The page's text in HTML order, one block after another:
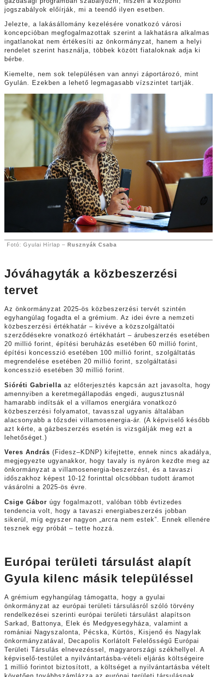
jogszabályok előírják, mi a teendő ilyen esetben.
Jelezte, a lakásállomány kezelésére vonatkozó városi
koncepcióban megfogalmazottak szerint a lakhatásra alkalmas
ingatlanokat nem értékesíti az önkormányzat, hanem a helyi
rendelet szerint használja, többek között fiataloknak adja ki
bérbe.
Kiemelte, nem sok településen van annyi záportározó, mint
Gyulán. Ezekben a lehető legmagasabb vízszintet tartják.
Fotó: Gyulai Hírlap – Rusznyák Csaba
Jóváhagyták a közbeszerzési
tervet
Az önkormányzat 2025-ös közbeszerzési tervét szintén
egyhangúlag fogadta el a grémium. Az idei évre a nemzeti
közbeszerzési értékhatár – kivéve a közszolgáltatói
szerződésekre vonatkozó értékhatárt – árubeszerzés esetében
20 millió forint, építési beruházás esetében 60 millió forint,
építési koncesszió esetében 100 millió forint, szolgáltatás
megrendelése esetében 20 millió forint, szolgáltatási
koncesszió esetében 30 millió forint.
Sióréti Gabriella az előterjesztés kapcsán azt javasolta, hogy
amennyiben a keretmegállapodás engedi, augusztusnál
hamarabb indítsák el a villamos energiára vonatkozó
közbeszerzési folyamatot, tavasszal ugyanis általában
alacsonyabb a tőzsdei villamosenergia-ár. (A képviselő később
azt kérte, a gázbeszerzés esetén is vizsgálják meg ezt a
lehetőséget.)
Veres András (Fidesz–KDNP) kifejtette, ennek nincs akadálya,
megjegyezte ugyanakkor, hogy tavaly is nyáron kezdte meg az
önkormányzat a villamosenergia-beszerzést, és a tavaszi
időszakhoz képest 10-12 forinttal olcsóbban tudott áramot
vásárolni a 2025-ös évre.
Csige Gábor úgy fogalmazott, valóban több évtizedes
tendencia volt, hogy a tavaszi energiabeszerzés jobban
sikerül, míg egyszer nagyon „arcra nem estek”. Ennek ellenére
tesznek egy próbát – tette hozzá.
Európai területi társulást alapít
Gyula kilenc másik településsel
A grémium egyhangúlag támogatta, hogy a gyulai
önkormányzat az európai területi társulásról szóló törvény
rendelkezései szerinti európai területi társulást alapítson
Sarkad, Battonya, Elek és Medgyesegyháza, valamint a
romániai Nagyszalonta, Pécska, Kürtös, Kisjenő és Nagylak
önkormányzatával, Decapolis Korlátolt Felelősségű Európai
Területi Társulás elnevezéssel, magyarországi székhellyel. A
képviselő-testület a nyilvántartásba-vételi eljárás költségeire
1 millió forintot biztosított, a költséget a nyilvántartásba vételt